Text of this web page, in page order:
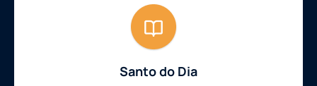
Santo do Dia